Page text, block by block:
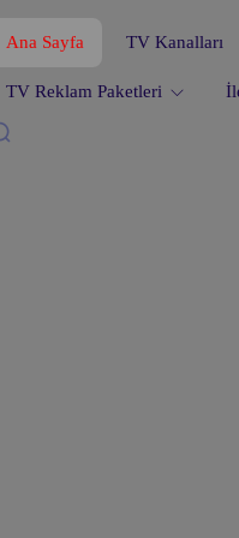
Ana Sayfa TV Kanalları
TV Reklam Paketleri